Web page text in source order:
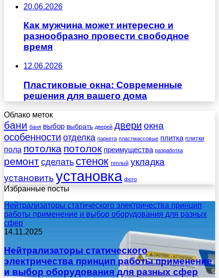
20.06.2026
Как мужчина может интересно и
разнообразно провести свободное
время
12.06.2026
Пластиковые окна: Современные
решения для вашего дома
Облако меток
бани баня выбор выбрать дверей двери окна
особенности отделка паркета пластмассовые плитка плитки
пола потолка потолок преимущества разработка
ремонт сделать стенок теплый укладка
установить установка фото
Избранные посты
Нейтрализаторы статического электричества принцип
работы применение и выбор оборудования для разных
сфер
14.11.2025
Нейтрализаторы статического
электричества принцип работы применение
и выбор оборудования для разных сфер